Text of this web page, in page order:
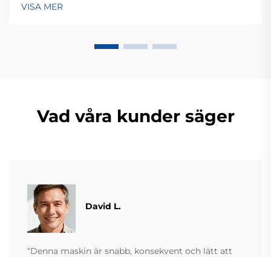
OEM/ODM-konsultation.
VISA MER
Vad våra kunder säger
David L.
“Denna maskin är snabb, konsekvent och lätt att